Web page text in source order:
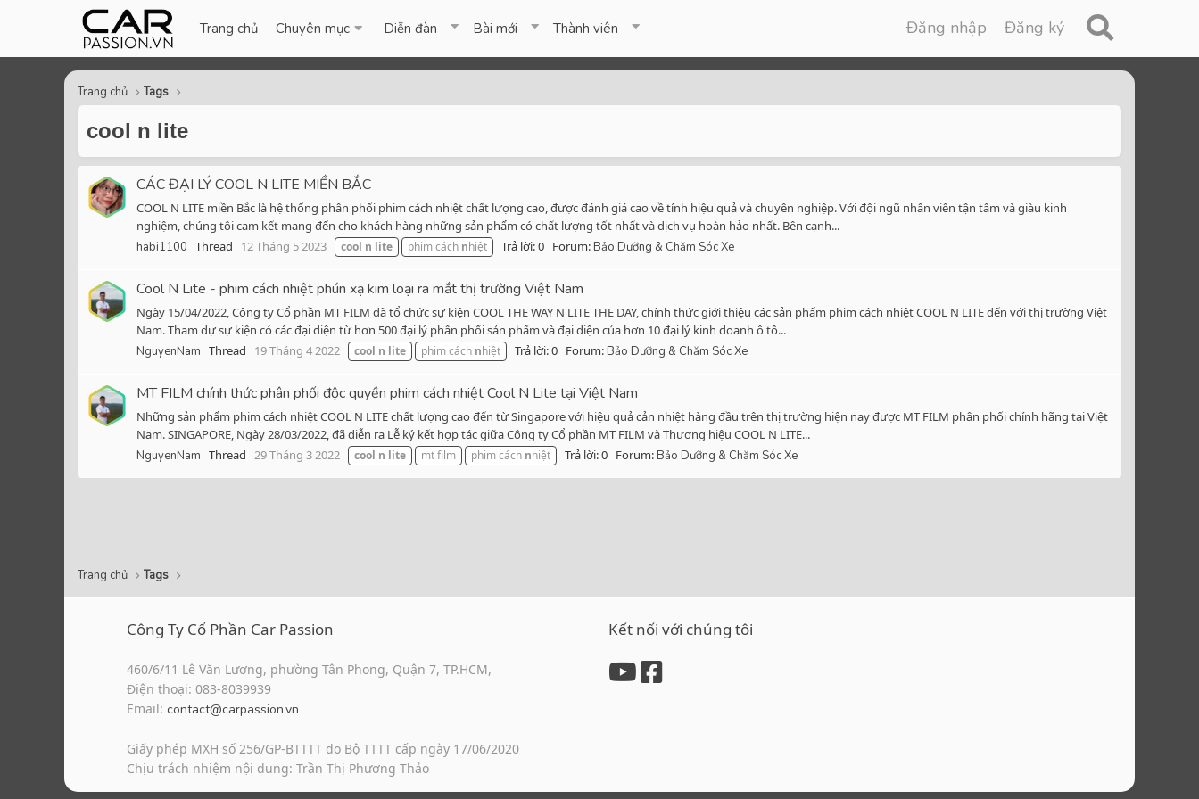
Trang chủ Chuyên mục Diễn đàn Bài mới Thành viên Đăng nhập Đăng ký
Trang chủ Tags
cool n lite
CÁC ĐẠI LÝ COOL N LITE MIỀN BẮC
COOL N LITE miền Bắc là hệ thống phân phối phim cách nhiệt chất lượng cao, được đánh giá cao về tính hiệu quả và chuyên nghiệp. Với đội ngũ nhân viên tận tâm và giàu kinh
nghiệm, chúng tôi cam kết mang đến cho khách hàng những sản phẩm có chất lượng tốt nhất và dịch vụ hoàn hảo nhất. Bên cạnh...
habi1100 Thread 12 Tháng 5 2023 cool n lite phim cách nhiệt Trả lời: 0 Forum:Bảo Dưỡng & Chăm Sóc Xe
Cool N Lite - phim cách nhiệt phún xạ kim loại ra mắt thị trường Việt Nam
Ngày 15/04/2022, Công ty Cổ phần MT FILM đã tổ chức sự kiện COOL THE WAY N LITE THE DAY, chính thức giới thiệu các sản phẩm phim cách nhiệt COOL N LITE đến với thị trường Việt
Nam. Tham dự sự kiện có các đại diện từ hơn 500 đại lý phân phối sản phẩm và đại diện của hơn 10 đại lý kinh doanh ô tô...
NguyenNam Thread 19 Tháng 4 2022 cool n lite phim cách nhiệt Trả lời: 0 Forum:Bảo Dưỡng & Chăm Sóc Xe
MT FILM chính thức phân phối độc quyền phim cách nhiệt Cool N Lite tại Việt Nam
Những sản phẩm phim cách nhiệt COOL N LITE chất lượng cao đến từ Singapore với hiệu quả cản nhiệt hàng đầu trên thị trường hiện nay được MT FILM phân phối chính hãng tại Việt
Nam. SINGAPORE, Ngày 28/03/2022, đã diễn ra Lễ ký kết hợp tác giữa Công ty Cổ phần MT FILM và Thương hiệu COOL N LITE...
NguyenNam Thread 29 Tháng 3 2022 cool n lite mt film phim cách nhiệt Trả lời: 0 Forum:Bảo Dưỡng & Chăm Sóc Xe
Trang chủ Tags
Công Ty Cổ Phần Car Passion
460/6/11 Lê Văn Lương, phường Tân Phong, Quận 7, TP.HCM,
Điện thoại: 083-8039939
Email: contact@carpassion.vn
Giấy phép MXH số 256/GP-BTTTT do Bộ TTTT cấp ngày 17/06/2020
Chịu trách nhiệm nội dung: Trần Thị Phương Thảo
Kết nối với chúng tôi